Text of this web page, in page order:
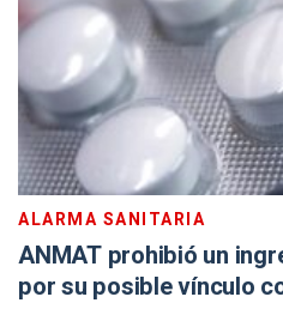
ALARMA SANITARIA
ANMAT prohibió un
por su posible vínculo